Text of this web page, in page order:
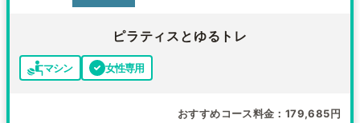
ピラティスとゆるトレ
マシン 女性専用
おすすめコース料金 179,685円